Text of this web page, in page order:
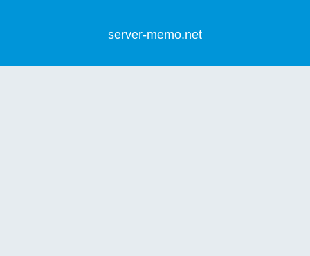
server-memo.net